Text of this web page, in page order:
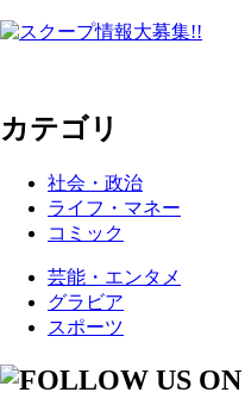
カテゴリ
社会・政治
ライフ・マネー
コミック
芸能・エンタメ
グラビア
スポーツ